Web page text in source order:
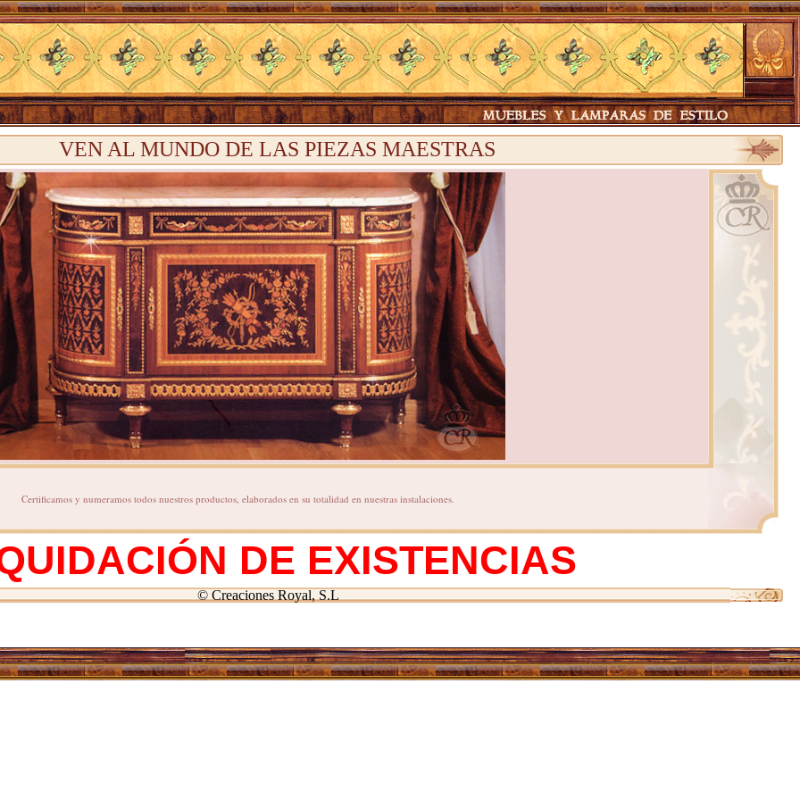
VEN AL MUNDO DE LAS PIEZAS MAESTRAS
Certificamos y numeramos todos nuestros productos, elaborados en su totalidad en nuestras instalaciones.
DE EXISTENCIAS
© Creaciones Royal, S.L